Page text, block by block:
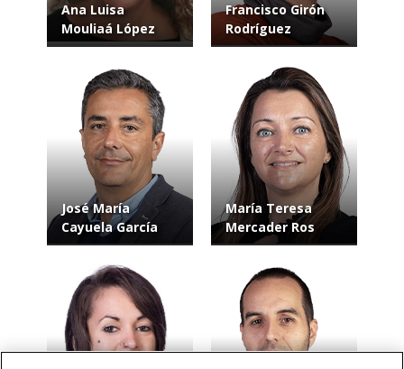
Ana Luisa
Mouliaá López
Francisco Girón
Rodríguez
José María
Cayuela García
María Teresa
Mercader Ros